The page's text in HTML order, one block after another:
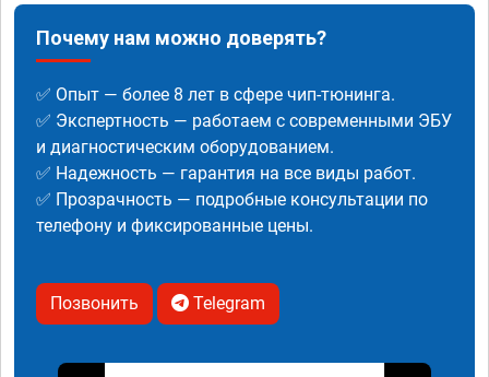
Почему нам можно доверять?
✅ Опыт — более 8 лет в сфере чип-тюнинга.
✅ Экспертность — работаем с современными ЭБУ
и диагностическим оборудованием.
✅ Надежность — гарантия на все виды работ.
✅ Прозрачность — подробные консультации по
телефону и фиксированные цены.
Позвонить Telegram